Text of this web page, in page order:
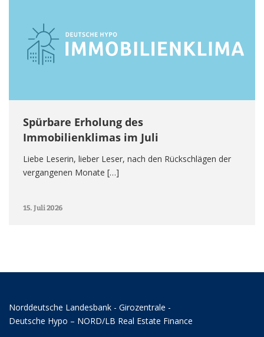
Spürbare Erholung des
Immobilienklimas im Juli
Liebe Leserin, lieber Leser, nach den Rückschlägen der
vergangenen Monate […]
15. Juli 2026
Norddeutsche Landesbank - Girozentrale -
Deutsche Hypo – NORD/LB Real Estate Finance